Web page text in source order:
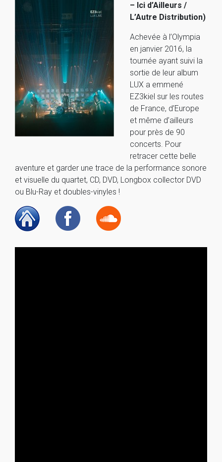
– Ici d’Ailleurs /
L’Autre Distribution)
Achevée à l’Olympia
en janvier 2016, la
tournée ayant suivi la
sortie de leur album
LUX a emmené
EZ3kiel sur les routes
de France, d’Europe
et même d’ailleurs
pour près de 90
concerts. Pour
retracer cette belle
aventure et garder une trace de la performance sonore
et visuelle du quartet, CD, DVD, Longbox collector DVD
ou Blu-Ray et doubles-vinyles !